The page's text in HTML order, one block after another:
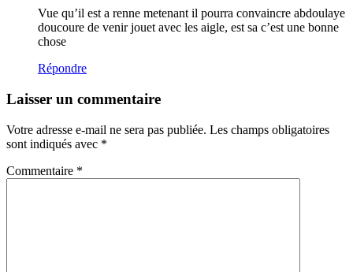
Vue qu’il est a renne metenant il pourra convaincre abdoulaye
doucoure de venir jouet avec les aigle, est sa c’est une bonne
chose
Répondre
Laisser un commentaire
Votre adresse e-mail ne sera pas publiée. Les champs obligatoires
sont indiqués avec *
Commentaire *